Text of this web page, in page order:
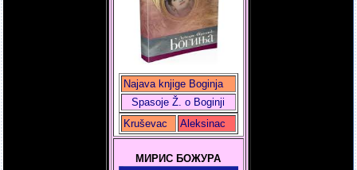
Najava knjige Boginja
Spasoje Ž. o Boginji
Kruševac
Aleksinac
МИРИС БОЖУРА